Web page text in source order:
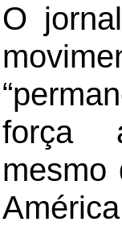
O
força
mesmo